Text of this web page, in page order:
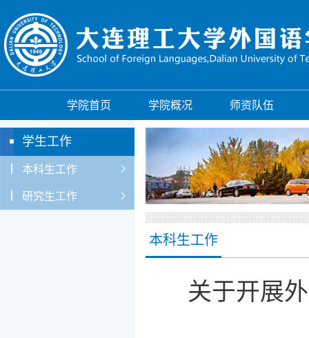
学院首页 学院概况 师资队伍
学生工作
本科生工作
研究生工作
本科生工作
关于开展